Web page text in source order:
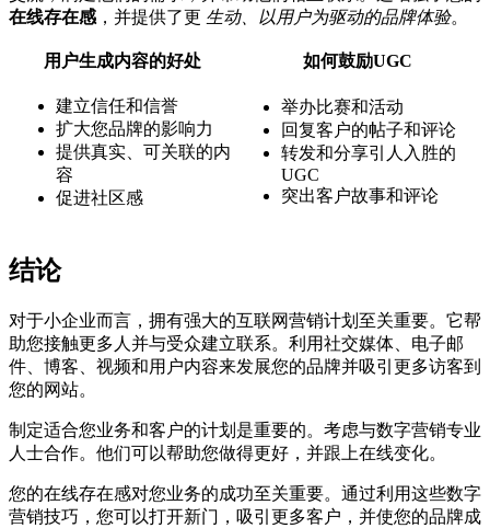
在线存在感 ，并提供了更 生动、以用户为驱动的品牌体验。
用户生成内容的好处 如何鼓励UGC
建立信任和信誉
扩大您品牌的影响力
提供真实、可关联的内
容
促进社区感
举办比赛和活动
回复客户的帖子和评论
转发和分享引人入胜的
UGC
突出客户故事和评论
结论
对于小企业而言，拥有强大的互联网营销计划至关重要。它帮
助您接触更多人并与受众建立联系。利用社交媒体、电子邮
件、博客、视频和用户内容来发展您的品牌并吸引更多访客到
您的网站。
制定适合您业务和客户的计划是重要的。考虑与数字营销专业
人士合作。他们可以帮助您做得更好，并跟上在线变化。
您的在线存在感对您业务的成功至关重要。通过利用这些数字
营销技巧，您可以打开新门，吸引更多客户，并使您的品牌成